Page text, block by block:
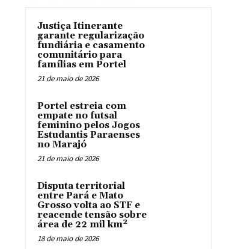
Justiça Itinerante
garante regularização
fundiária e casamento
comunitário para
famílias em Portel
21 de maio de 2026
Portel estreia com
empate no futsal
feminino pelos Jogos
Estudantis Paraenses
no Marajó
21 de maio de 2026
Disputa territorial
entre Pará e Mato
Grosso volta ao STF e
reacende tensão sobre
área de 22 mil km²
18 de maio de 2026